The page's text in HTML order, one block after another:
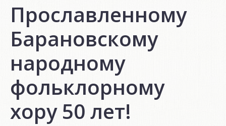
Прославленному
Барановскому
народному
фольклорному
хору 50 лет!